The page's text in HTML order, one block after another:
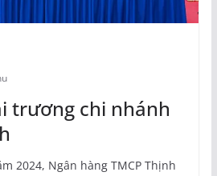
trương chi nhánh
2024, Ngân hàng TMCP Thịnh